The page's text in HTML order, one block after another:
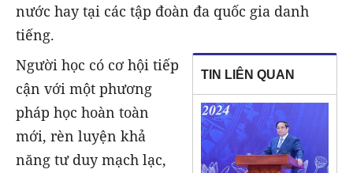
nước hay tại các tập đoàn đa quốc gia danh
tiếng.
TIN LIÊN QUAN
Người học có cơ hội tiếp
cận với một phương
pháp học hoàn toàn
mới, rèn luyện khả
năng tư duy mạch lạc,